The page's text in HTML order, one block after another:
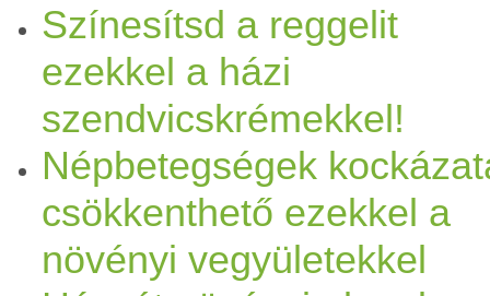
Színesítsd a reggelit
ezekkel a házi
szendvicskrémekkel!
Népbetegségek
csökkenthető ezekkel a
növényi vegyületekkel